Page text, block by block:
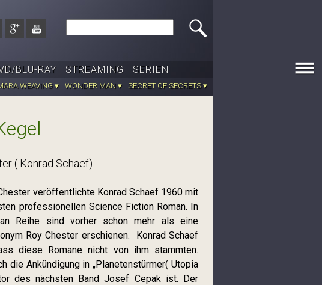
BLU-RAY STREAMING SERIEN
WEAVING ▾ WONDER MAN ▾ SECRET OF SECRETS ▾
( Konrad Schaef)
veröffentlichte Konrad Schaef 1960 mit
professionellen Science Fiction Roman. In
Reihe sind vorher schon mehr als eine
Roy Chester erschienen. Konrad Schaef
diese Romane nicht von ihm stammten.
die Ankündigung in „Planetenstürmer( Utopia
des nächsten Band Josef Cepak ist. Der